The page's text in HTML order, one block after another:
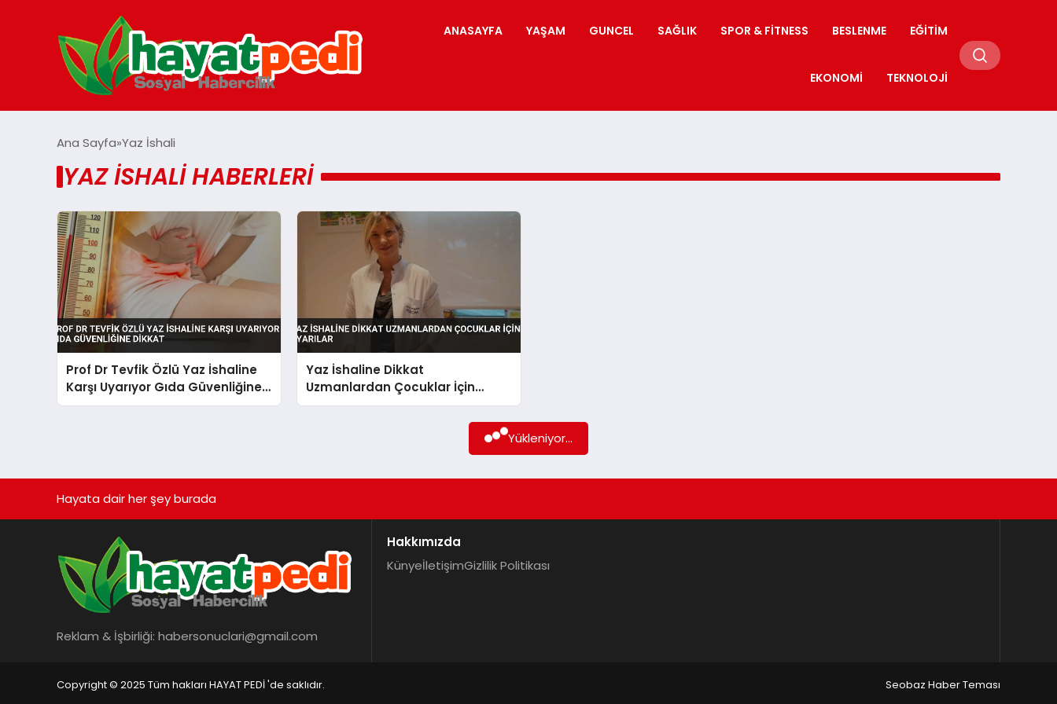
ANASAYFA YAŞAM GUNCEL SAĞLIK SPOR & FITNESS BESLENME EĞITIM
EKONOMI TEKNOLOJI
Ana Sayfa Yaz İshali
YAZ İSHALI HABERLERI
Prof Dr Tevfik Özlü Yaz İshaline
Karşı Uyarıyor Gıda Güvenliğine
Dikkat
Yaz İshaline Dikkat
Uzmanlardan Çocuklar İçin
Uyarılar
Yükleniyor...
Hayata dair her şey burada
Reklam & İşbirliği: habersonuclari@gmail.com
Hakkımızda
KünyeİletişimGizlilik Politikası
Copyright © 2025 Tüm hakları HAYAT PEDİ 'de saklıdır. Seobaz Haber Teması